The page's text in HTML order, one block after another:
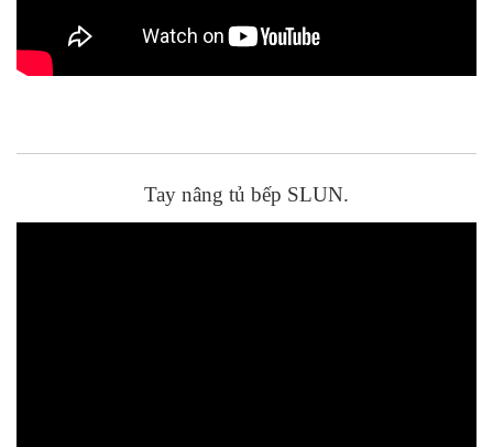
Tay nâng tủ bếp SLUN.